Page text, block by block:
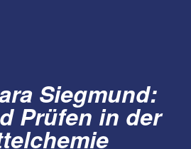
Siegmund:
Prüfen in der